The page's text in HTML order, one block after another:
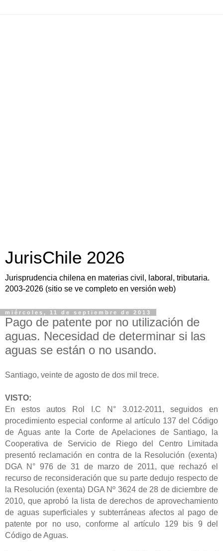
JurisChile 2026
Jurisprudencia chilena en materias civil, laboral, tributaria.
2003-2026 (sitio se ve completo en versión web)
miércoles, 11 de septiembre de 2013
Pago de patente por no utilización de
aguas. Necesidad de determinar si las
aguas se están o no usando.
Santiago, veinte de agosto de dos mil trece.
VISTO:
En estos autos Rol I.C N° 3.012-2011, seguidos en
procedimiento especial conforme al artículo 137 del Código
de Aguas ante la Corte de Apelaciones de Santiago, la
Cooperativa de Servicio de Riego del Centro Limitada
presentó reclamación en contra de la Resolución (exenta)
DGA N° 976 de 31 de marzo de 2011, que rechazó el
recurso de reconsideración que su parte dedujo respecto de
la Resolución (exenta) DGA Nº 3624 de 28 de diciembre de
2010, que aprobó la lista de derechos de aprovechamiento
de aguas superficiales y subterráneas afectos al pago de
patente por no uso, conforme al artículo 129 bis 9 del
Código de Aguas.